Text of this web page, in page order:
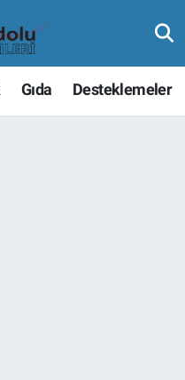
Gıda Desteklemeler